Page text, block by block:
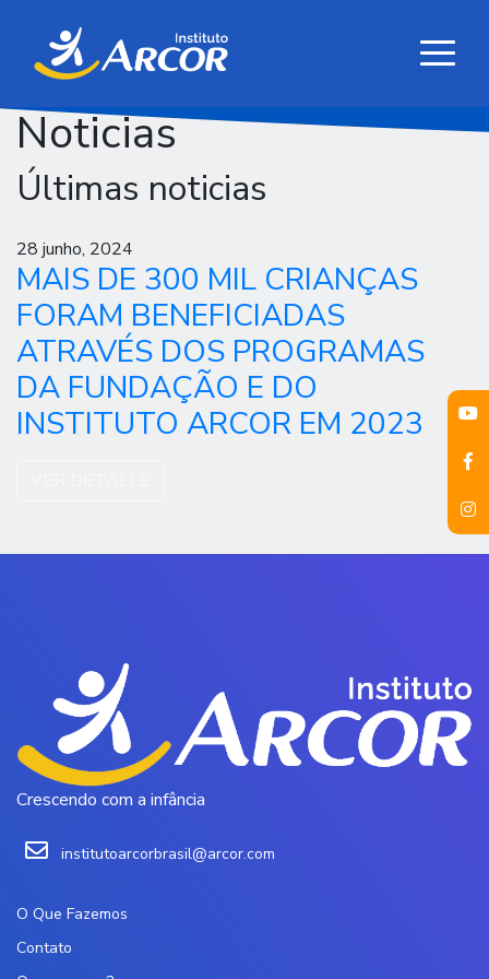
Noticias
Últimas noticias
28 junho, 2024
MAIS DE 300 MIL CRIANÇAS
FORAM BENEFICIADAS
ATRAVÉS DOS PROGRAMAS
DA FUNDAÇÃO E DO
INSTITUTO ARCOR EM 2023
Crescendo com a infância
institutoarcorbrasil@arcor.com
O Que Fazemos
Contato